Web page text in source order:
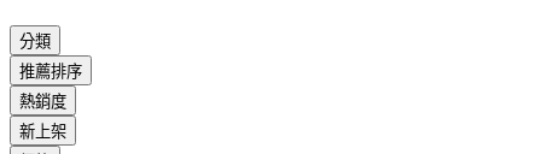
分類
推薦排序
熱銷度
新上架